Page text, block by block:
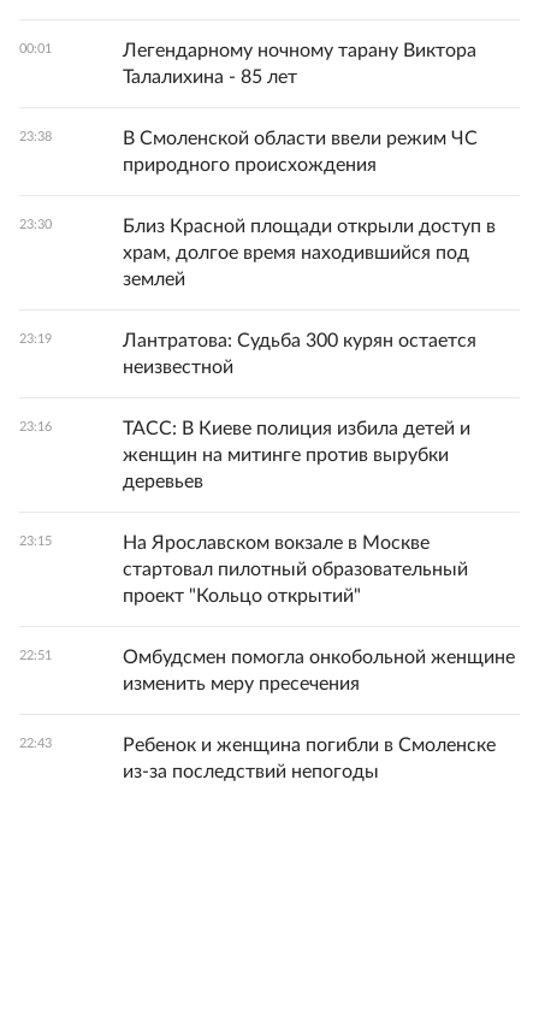
00:01
Легендарному ночному тарану Виктора
Талалихина - 85 лет
23:38
В Смоленской области ввели режим ЧС
природного происхождения
23:30
Близ Красной площади открыли доступ в
храм, долгое время находившийся под
землей
23:19
Лантратова: Судьба 300 курян остается
неизвестной
23:16
ТАСС: В Киеве полиция избила детей и
женщин на митинге против вырубки
деревьев
23:15
На Ярославском вокзале в Москве
стартовал пилотный образовательный
проект "Кольцо открытий"
22:51
Омбудсмен помогла онкобольной женщине
изменить меру пресечения
22:43
Ребенок и женщина погибли в Смоленске
из-за последствий непогоды